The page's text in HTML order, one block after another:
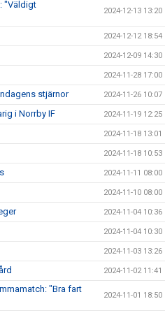
"Väldigt
2024-12-13 13:20
2024-12-12 18:54
2024-12-09 14:30
2024-11-28 17:00
stjärnor 2024-11-26 10:07
i Norrby IF 2024-11-19 12:25
2024-11-18 13:01
2024-11-18 10:53
2024-11-11 08:00
2024-11-10 08:00
2024-11-04 10:36
2024-11-04 10:30
2024-11-03 13:26
2024-11-02 11:41
"Bra fart
2024-11-01 18:50